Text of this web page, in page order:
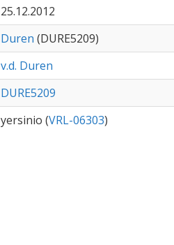
25.12.2012
Duren (DURE5209)
v.d. Duren
DURE5209
yersinio (VRL-06303)